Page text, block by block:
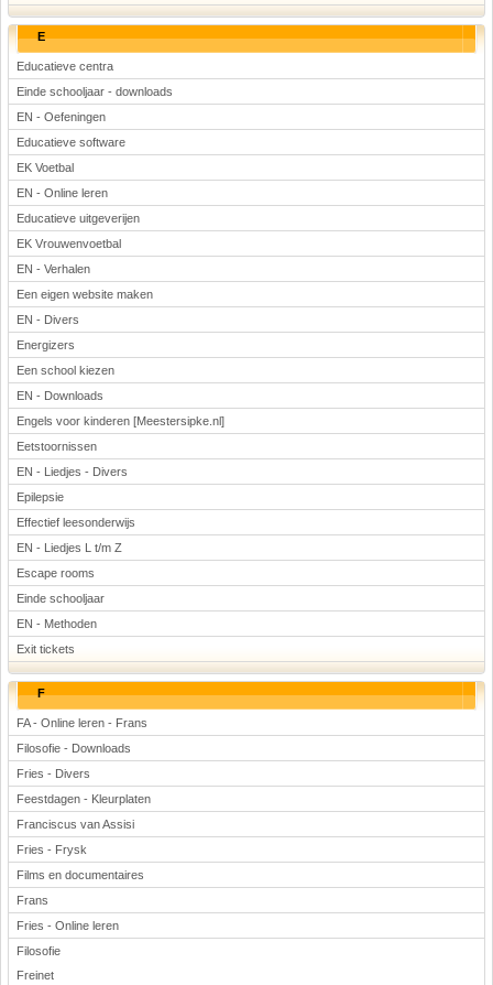
E
Educatieve centra
Einde schooljaar - downloads
EN - Oefeningen
Educatieve software
EK Voetbal
EN - Online leren
Educatieve uitgeverijen
EK Vrouwenvoetbal
EN - Verhalen
Een eigen website maken
EN - Divers
Energizers
Een school kiezen
EN - Downloads
Engels voor kinderen [Meestersipke.nl]
Eetstoornissen
EN - Liedjes - Divers
Epilepsie
Effectief leesonderwijs
EN - Liedjes L t/m Z
Escape rooms
Einde schooljaar
EN - Methoden
Exit tickets
F
FA - Online leren - Frans
Filosofie - Downloads
Fries - Divers
Feestdagen - Kleurplaten
Franciscus van Assisi
Fries - Frysk
Films en documentaires
Frans
Fries - Online leren
Filosofie
Freinet